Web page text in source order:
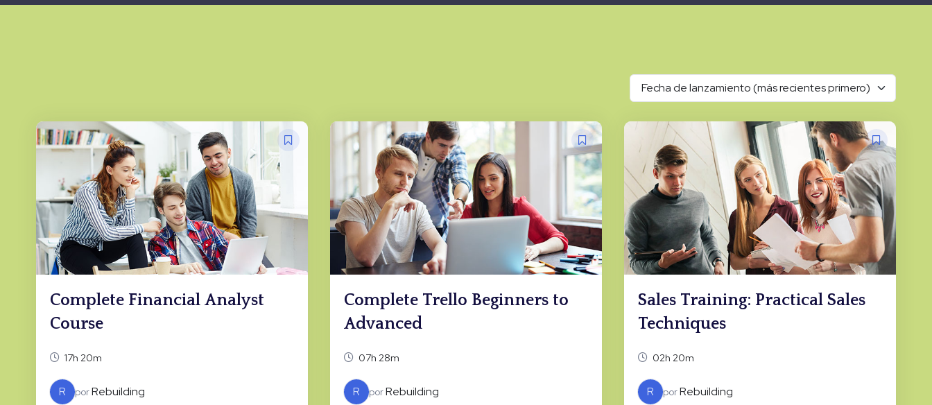
Fecha de lanzamiento (más recientes primero)
Complete Financial Analyst
Course
17h 20m
R porRebuilding
Complete Trello Beginners to
Advanced
07h 28m
R porRebuilding
Sales Training: Practical Sales
Techniques
02h 20m
R porRebuilding